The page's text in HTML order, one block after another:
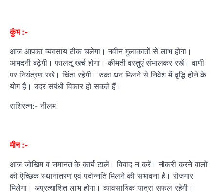
कुंभ :-
आज आपका व्यवसाय ठीक चलेगा। नवीन मुलाकातों से लाभ होगा।
आमदनी बढ़ेगी। फालतू खर्च होगा। कीमती वस्तुएं संभालकर रखें। वाणी
पर नियंत्रण रखें। चिंता रहेगी। रुका धन मिलने से निवेश में वृद्धि होने के
योग हैं। उदर संबंधी विकार हो सकते हैं।
राशिरत्न:- नीलम
मीन :-
आज जोखिम व जमानत के कार्य टालें। विवाद न करें। नौकरी करने वालों
को ऐच्छिक स्थानांतरण एवं पदोन्नति मिलने की संभावना है। रोजगार
मिलेगा। अप्रत्याशित लाभ होगा। व्यावसायिक यात्रा सफल रहेगी।